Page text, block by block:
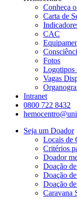
Conheça
Carta de
CAC
Fotos
Logotipos
Vagas
Intranet
0800 722 8432
Seja um Doador
Locais de
Critérios
Doador
Doação
Doação
Doação
Caravana